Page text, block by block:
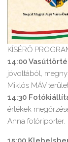
KÍSÉRŐ
14:00
jóvoltából,
Miklós MÁV
14:30
értékek
Anna fotóriporter.